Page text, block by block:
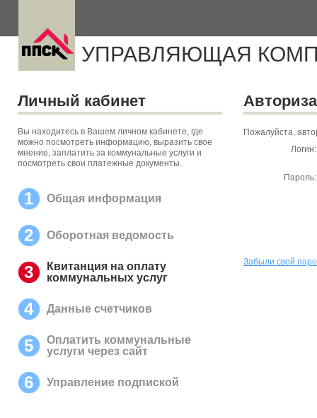
УПРАВЛЯЮЩАЯ
Личный кабинет
Вы находитесь в Вашем личном кабинете, где
можно посмотреть информацию, выразить свое
мнение, заплатить за коммунальные услуги и
посмотреть свои платежные документы.
1 Общая информация
2 Оборотная ведомость
3
Квитанция на оплату
коммунальных услуг
4 Данные счетчиков
5
Оплатить коммунальные
услуги через сайт
6 Управление подпиской
Пожалуйста,
Логин:
Пароль:
Забыли свой